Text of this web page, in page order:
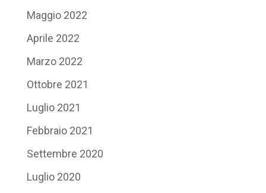
Maggio 2022
Aprile 2022
Marzo 2022
Ottobre 2021
Luglio 2021
Febbraio 2021
Settembre 2020
Luglio 2020